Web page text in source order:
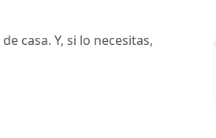
casa. Y, si lo necesitas,